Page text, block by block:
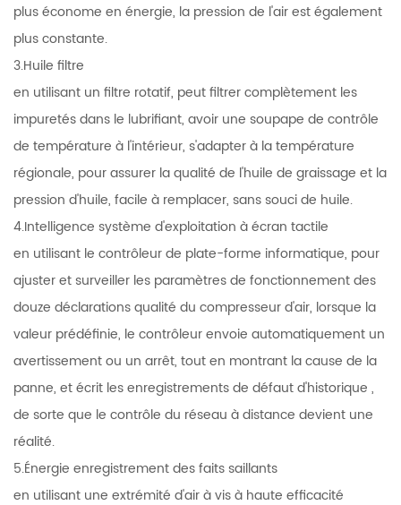
plus économe en énergie, la pression de l'air est également
plus constante.
3.Huile filtre
en utilisant un filtre rotatif, peut filtrer complètement les
impuretés dans le lubrifiant, avoir une soupape de contrôle
de température à l'intérieur, s'adapter à la température
régionale, pour assurer la qualité de l'huile de graissage et la
pression d'huile, facile à remplacer, sans souci de huile.
4.Intelligence système d'exploitation à écran tactile
en utilisant le contrôleur de plate-forme informatique, pour
ajuster et surveiller les paramètres de fonctionnement des
douze déclarations qualité du compresseur d'air, lorsque la
valeur prédéfinie, le contrôleur envoie automatiquement un
avertissement ou un arrêt, tout en montrant la cause de la
panne, et écrit les enregistrements de défaut d'historique ,
de sorte que le contrôle du réseau à distance devient une
réalité.
5.Énergie enregistrement des faits saillants
en utilisant une extrémité d'air à vis à haute efficacité